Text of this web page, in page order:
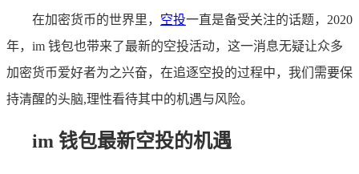
在加密货币的世界里， 空投一直是备受关注的话题，2020
年，im 钱包也带来了最新的空投活动，这一消息无疑让众多
加密货币爱好者为之兴奋，在追逐空投的过程中，我们需要保
持清醒的头脑,理性看待其中的机遇与风险。
im 钱包最新空投的机遇